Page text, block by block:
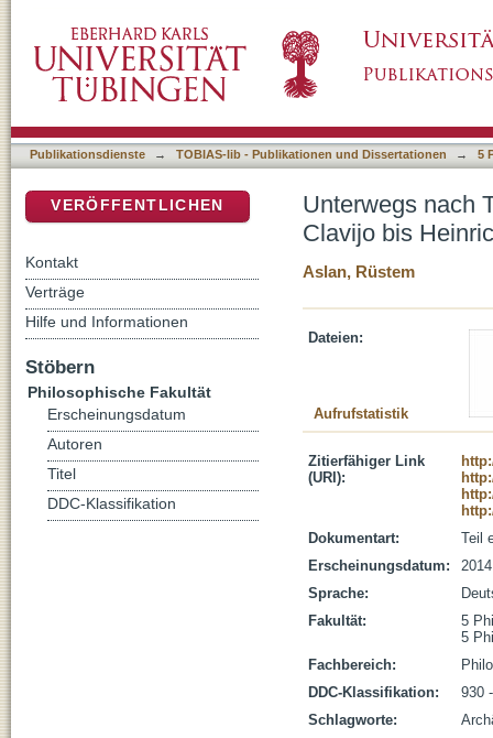
Schliemann
Publikationsdienste → TOBIAS-lib - Publikationen und Dissertationen → 5
Unterwegs nach
Clavijo bis
Aslan, Rüstem
Dateien:
Aufrufstatistik
Zitierfähiger Link
(URI):
Dokumentart:
Teil
Erscheinungsdatum:
2014
Sprache:
Fakultät:
5
5
Fachbereich:
DDC-Klassifikation:
930
Schlagworte:
VERÖFFENTLICHEN
Kontakt
Verträge
Hilfe und Informationen
Stöbern
Philosophische Fakultät
Erscheinungsdatum
Autoren
Titel
DDC-Klassifikation